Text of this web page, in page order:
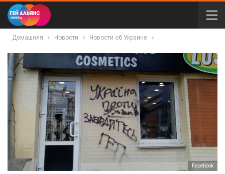
Домашняя Новости Новости об Украине
Facebook